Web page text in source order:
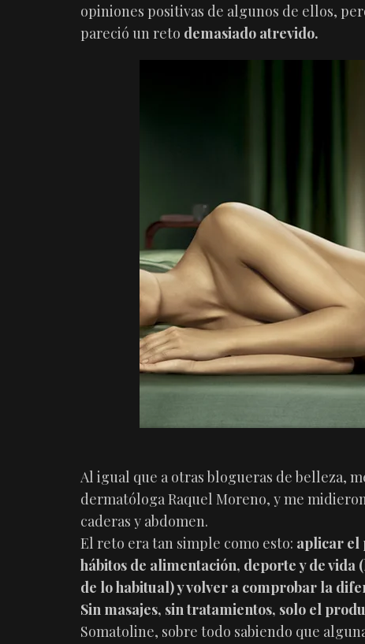
opiniones positivas de algunos de ellos,
pareció un reto demasiado atrevido.
Al igual que a otras blogueras de belleza,
dermatóloga Raquel Moreno, y me
caderas y abdomen.
El reto era tan simple como esto: aplicar el
hábitos de alimentación, deporte y de
de lo habitual) y volver a comprobar la
Sin masajes, sin tratamientos, solo el
Somatoline, sobre todo sabiendo que